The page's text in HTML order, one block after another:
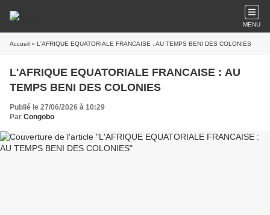
MENU
Accueil » L'AFRIQUE EQUATORIALE FRANCAISE : AU TEMPS BENI DES COLONIES
L'AFRIQUE EQUATORIALE FRANCAISE : AU
TEMPS BENI DES COLONIES
Publié le 27/06/2026 à 10:29
Par Congobo